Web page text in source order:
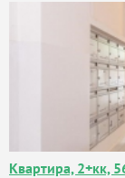
Квартира, 2+кк,